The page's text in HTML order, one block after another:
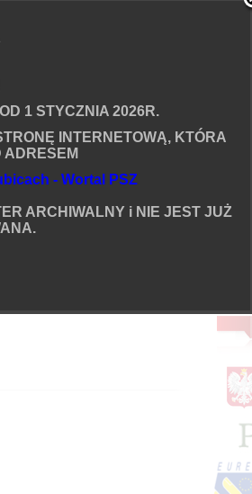
1 STYCZNIA 2026R.
INTERNETOWĄ, KTÓRA
ADRESEM
- Wortal PSZ
ARCHIWALNY i NIE JEST JUŻ